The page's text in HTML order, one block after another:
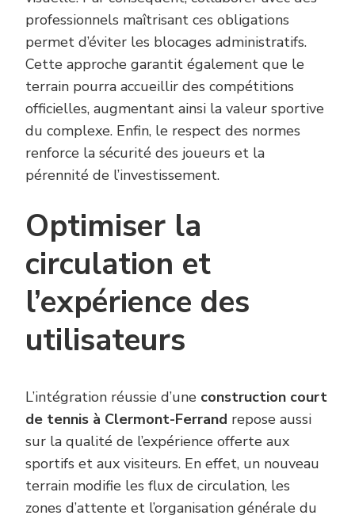
professionnels maîtrisant ces obligations
permet d’éviter les blocages administratifs.
Cette approche garantit également que le
terrain pourra accueillir des compétitions
officielles, augmentant ainsi la valeur sportive
du complexe. Enfin, le respect des normes
renforce la sécurité des joueurs et la
pérennité de l’investissement.
Optimiser la
circulation et
l’expérience des
utilisateurs
L’intégration réussie d’une construction court
de tennis à Clermont-Ferrand repose aussi
sur la qualité de l’expérience offerte aux
sportifs et aux visiteurs. En effet, un nouveau
terrain modifie les flux de circulation, les
zones d’attente et l’organisation générale du